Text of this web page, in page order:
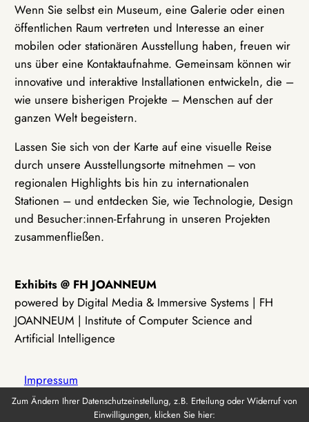
Wenn Sie selbst ein Museum, eine Galerie oder einen
öffentlichen Raum vertreten und Interesse an einer
mobilen oder stationären Ausstellung haben, freuen wir
uns über eine Kontaktaufnahme. Gemeinsam können wir
innovative und interaktive Installationen entwickeln, die –
wie unsere bisherigen Projekte – Menschen auf der
ganzen Welt begeistern.
Lassen Sie sich von der Karte auf eine visuelle Reise
durch unsere Ausstellungsorte mitnehmen – von
regionalen Highlights bis hin zu internationalen
Stationen – und entdecken Sie, wie Technologie, Design
und Besucher:innen-Erfahrung in unseren Projekten
zusammenfließen.
Exhibits @ FH JOANNEUM
powered by Digital Media & Immersive Systems | FH
JOANNEUM | Institute of Computer Science and
Artificial Intelligence
Impressum
Zum Ändern Ihrer Datenschutzeinstellung, z.B. Erteilung oder Widerruf von
Einwilligungen, klicken Sie hier: